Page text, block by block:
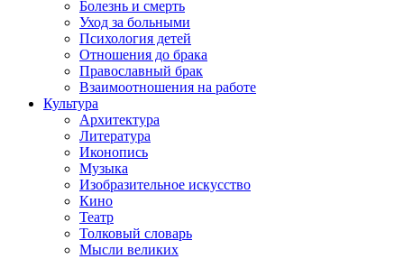
Болезнь и смерть
Уход за больными
Психология детей
Отношения до брака
Православный брак
Взаимоотношения на работе
Культура
Архитектура
Литература
Иконопись
Музыка
Изобразительное искусство
Кино
Театр
Толковый словарь
Мысли великих